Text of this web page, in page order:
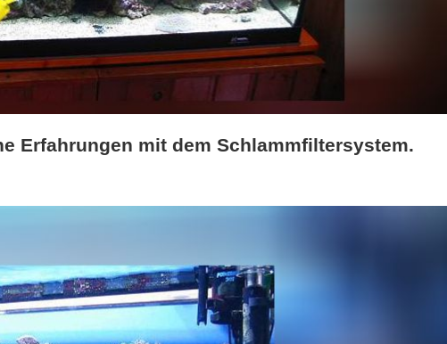
Erfahrungen mit dem Schlammfiltersystem.